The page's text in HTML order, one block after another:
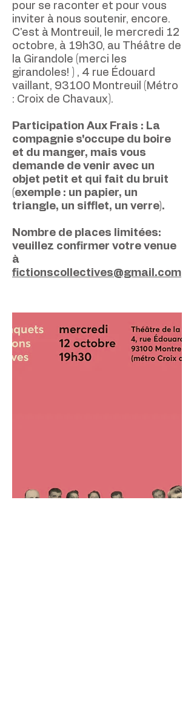
pour se raconter et pour vous
inviter à nous soutenir, encore.
C'est à Montreuil, le mercredi 12
octobre, à 19h30, au Théâtre de
la Girandole (merci les
girandoles! ) , 4 rue Édouard
vaillant, 93100 Montreuil (Métro
: Croix de Chavaux).
Participation Aux Frais : La
compagnie s'occupe du boire
et du manger, mais vous
demande de venir avec un
objet petit et qui fait du bruit
(exemple : un papier, un
triangle, un sifflet, un verre).
Nombre de places limitées:
veuillez confirmer votre venue
à
fictionscollectives@gmail.com